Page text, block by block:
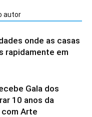
autor
onde as casas
rapidamente em
Gala dos
10 anos da
Arte